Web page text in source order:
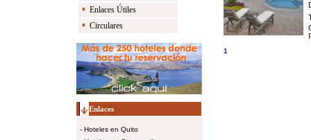
Enlaces Útiles
Circulares
Enlaces
- Hoteles en Quito
1